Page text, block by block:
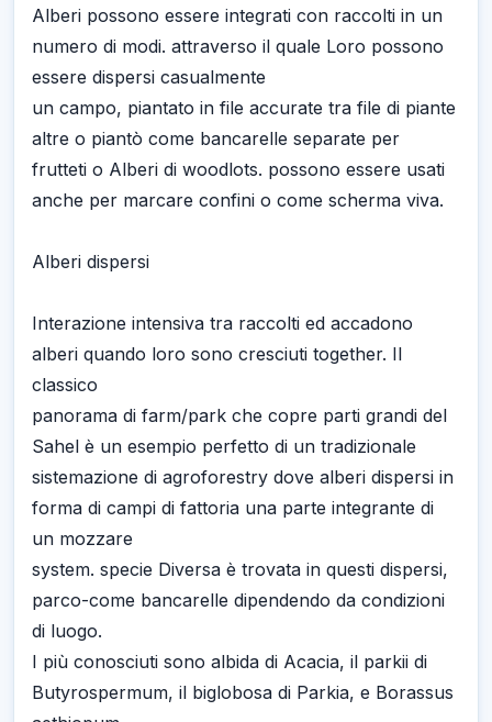
Alberi possono essere integrati con raccolti in un
numero di modi. attraverso il quale Loro possono
essere dispersi casualmente
un campo, piantato in file accurate tra file di piante
altre o piantò come bancarelle separate per
frutteti o Alberi di woodlots. possono essere usati
anche per marcare confini o come scherma viva.
Alberi dispersi
Interazione intensiva tra raccolti ed accadono
alberi quando loro sono cresciuti together. Il
classico
panorama di farm/park che copre parti grandi del
Sahel è un esempio perfetto di un tradizionale
sistemazione di agroforestry dove alberi dispersi in
forma di campi di fattoria una parte integrante di
un mozzare
system. specie Diversa è trovata in questi dispersi,
parco-come bancarelle dipendendo da condizioni
di luogo.
I più conosciuti sono albida di Acacia, il parkii di
Butyrospermum, il biglobosa di Parkia, e Borassus